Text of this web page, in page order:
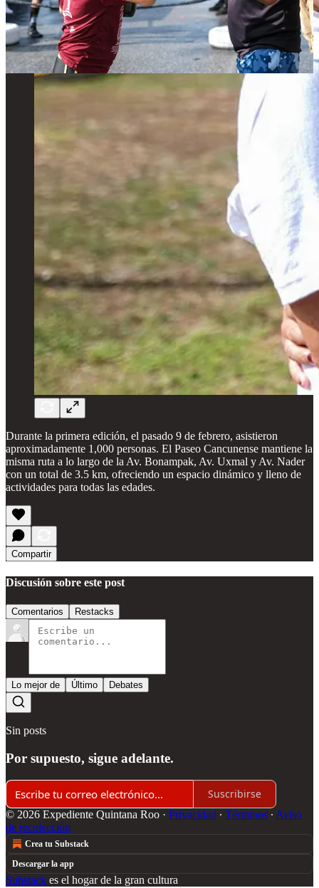
Durante la primera edición, el pasado 9 de febrero, asistieron
aproximadamente 1,000 personas. El Paseo Cancunense mantiene la
misma ruta a lo largo de la Av. Bonampak, Av. Uxmal y Av. Nader
con un total de 3.5 km, ofreciendo un espacio dinámico y lleno de
actividades para todas las edades.
Compartir
Discusión sobre este post
Comentarios Restacks
Lo mejor de Último Debates
Sin posts
Por supuesto, sigue adelante.
Suscribirse
© 2026 Expediente Quintana Roo · Privacidad ∙ Términos ∙ Aviso
de recolección
Crea tu Substack
Descargar la app
Substack es el hogar de la gran cultura